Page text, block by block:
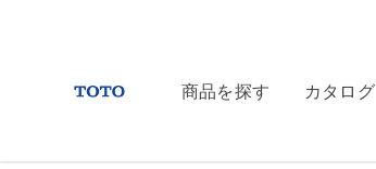
商品を探す カタログ